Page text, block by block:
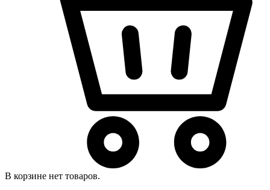
В корзине нет товаров.